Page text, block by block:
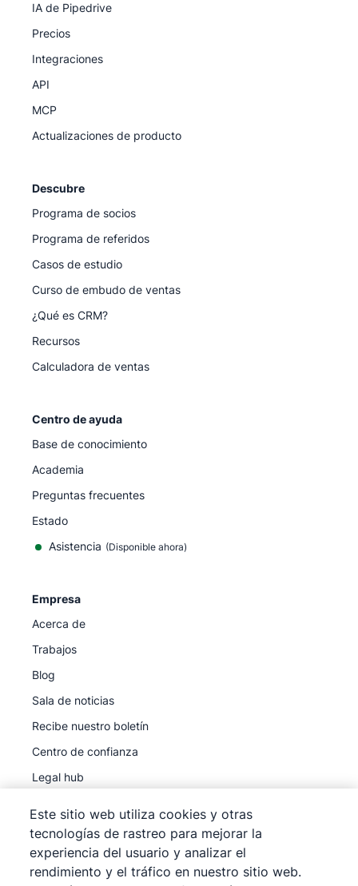
IA de Pipedrive
Precios
Integraciones
API
MCP
Actualizaciones de producto
Descubre
Programa de socios
Programa de referidos
Casos de estudio
Curso de embudo de ventas
¿Qué es CRM?
Recursos
Calculadora de ventas
Centro de ayuda
Base de conocimiento
Academia
Preguntas frecuentes
Estado
Asistencia (Disponible ahora)
Empresa
Acerca de
Trabajos
Blog
Sala de noticias
Recibe nuestro boletín
Centro de confianza
Legal hub
Este sitio web utiliza cookies y otras
tecnologías de rastreo para mejorar la
experiencia del usuario y analizar el
rendimiento y el tráfico en nuestro sitio web.